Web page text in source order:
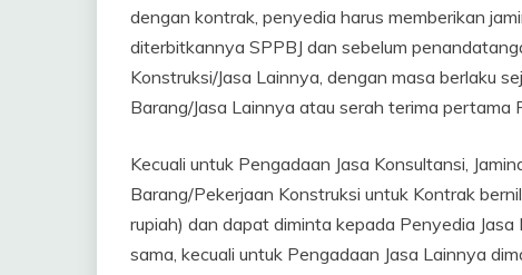
dengan kontrak, penyedia harus memberikan
diterbitkannya SPPBJ dan sebelum
Konstruksi/Jasa Lainnya, dengan masa berlaku
Barang/Jasa Lainnya atau serah terima pertama
Kecuali untuk Pengadaan Jasa Konsultansi,
Barang/Pekerjaan Konstruksi untuk Kontrak
rupiah) dan dapat diminta kepada Penyedia
sama, kecuali untuk Pengadaan Jasa Lainnya